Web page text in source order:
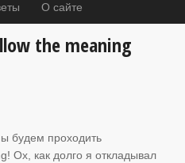
О сайте
the meaning
будем проходить
Ох, как долго я откладывал